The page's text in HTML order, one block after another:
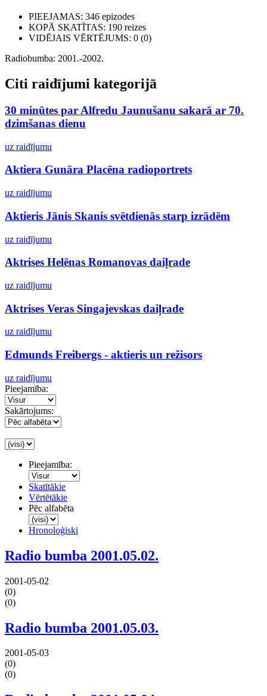
PIEEJAMAS: 346 epizodes
KOPĀ SKATĪTAS: 190 reizes
VIDĒJAIS VĒRTĒJUMS: 0 (0)
Radiobumba: 2001.-2002.
Citi raidījumi kategorijā
30 minūtes par Alfredu Jaunušanu sakarā ar 70.
dzimšanas dienu
uz raidījumu
Aktiera Gunāra Placēna radioportrets
uz raidījumu
Aktieris Jānis Skanis svētdienās starp izrādēm
uz raidījumu
Aktrises Helēnas Romanovas daiļrade
uz raidījumu
Aktrises Veras Singajevskas daiļrade
uz raidījumu
Edmunds Freibergs - aktieris un režisors
uz raidījumu
Pieejamība:
Sakārtojums:
Pieejamība:
Skatītākie
Vērtētākie
Pēc alfabēta
Hronoloģiski
Radio bumba 2001.05.02.
2001-05-02
(0)
(0)
Radio bumba 2001.05.03.
2001-05-03
(0)
(0)